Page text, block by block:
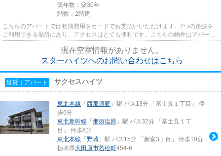
築年数：築30年
階数：2階建
こちらのアパートでは初期費用をカードでお支払いいただけます。2つの路線を
ご利用できる場所にあり、アクセスはとても便利です。こちらの物件はアパート
現在空室情報がありません。
スターハイツへのお問い合わせはこちら
賃貸｜アパート サクセスハイツ
東北本線 「 西那須野 」駅 バス13分 「富士見１丁目」 停
歩6分
東北新幹線 「 那須塩原 」駅 バス32分 「富士見１丁
目」 停歩6分
東北本線 「 野崎 」駅 バス15分 「新富3丁目」 停歩10分
栃木県大田原市若松町454-6